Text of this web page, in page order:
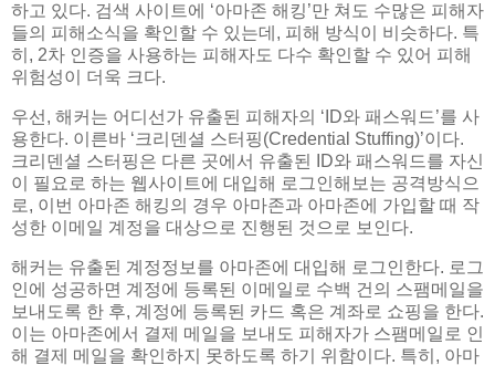
하고 있다. 검색 사이트에 ‘아마존 해킹’만 쳐도 수많은 피해자
들의 피해소식을 확인할 수 있는데, 피해 방식이 비슷하다. 특
히, 2차 인증을 사용하는 피해자도 다수 확인할 수 있어 피해
위험성이 더욱 크다.
우선, 해커는 어디선가 유출된 피해자의 ‘ID와 패스워드’를 사
용한다. 이른바 ‘크리덴셜 스터핑(Credential Stuffing)’이다.
크리덴셜 스터핑은 다른 곳에서 유출된 ID와 패스워드를 자신
이 필요로 하는 웹사이트에 대입해 로그인해보는 공격방식으
로, 이번 아마존 해킹의 경우 아마존과 아마존에 가입할 때 작
성한 이메일 계정을 대상으로 진행된 것으로 보인다.
해커는 유출된 계정정보를 아마존에 대입해 로그인한다. 로그
인에 성공하면 계정에 등록된 이메일로 수백 건의 스팸메일을
보내도록 한 후, 계정에 등록된 카드 혹은 계좌로 쇼핑을 한다.
이는 아마존에서 결제 메일을 보내도 피해자가 스팸메일로 인
해 결제 메일을 확인하지 못하도록 하기 위함이다. 특히, 아마